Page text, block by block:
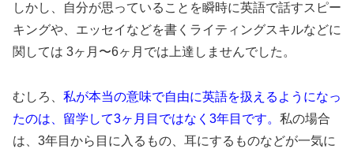
しかし、自分が思っていることを瞬時に英語で話すスピー
キングや、エッセイなどを書くライティングスキルなどに
関しては 3ヶ月〜6ヶ月では上達しませんでした。
むしろ、 私が本当の意味で自由に英語を扱えるようになっ
たのは、留学して3ヶ月目ではなく3年目です。 私の場合
は、3年目から目に入るもの、耳にするものなどが一気に